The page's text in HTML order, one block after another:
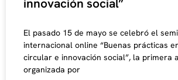
innovación social”
El pasado 15 de mayo se celebró el
internacional online “Buenas prácticas
circular e innovación social”, la primera
organizada por